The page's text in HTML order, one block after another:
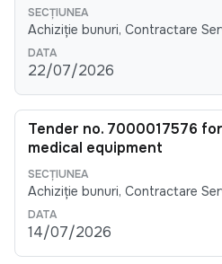
Achiziție bunuri, Contractare
22/07/2026
Tender no. 7000017576
medical equipment
Achiziție bunuri, Contractare
14/07/2026